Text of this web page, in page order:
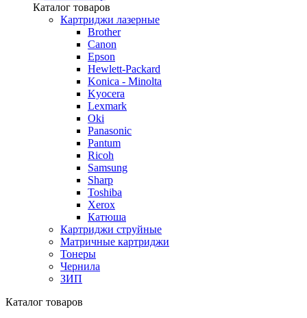
Каталог товаров
Картриджи лазерные
Brother
Canon
Epson
Hewlett-Packard
Konica - Minolta
Kyocera
Lexmark
Oki
Panasonic
Pantum
Ricoh
Samsung
Sharp
Toshiba
Xerox
Катюша
Картриджи струйные
Матричные картриджи
Тонеры
Чернила
ЗИП
Каталог товаров